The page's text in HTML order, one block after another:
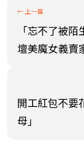
「忘不了被
壇美魔女義賣
開工紅包不要
母」